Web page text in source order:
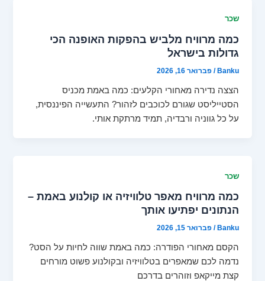
שכר
כמה מרוויח מלביש בהפקות האופנה הכי
גדולות בישראל
Banku
/פברואר 16, 2026
הצצה נדירה מאחורי הקלעים: כמה באמת מכניס
הסטייליסט שגורם לכוכבים לזהור? התעשייה הפיננסית,
על כל גווניה ורבדיה, תמיד מרתקת אותי.
שכר
כמה מרוויח מאפר טלוויזיה או קולנוע באמת –
הנתונים יפתיעו אותך
Banku
/פברואר 15, 2026
הקסם מאחורי הפודרה: כמה באמת שווה לחיות על הסט?
נדמה לכם שמאפרים בטלוויזיה ובקולנוע פשוט מורחים
קצת מייקאפ וזוהרים בדרכם